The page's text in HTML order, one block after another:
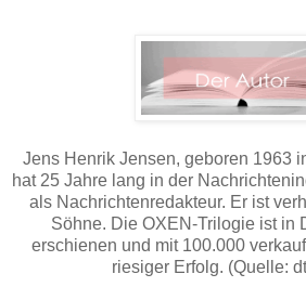
Jens Henrik Jensen, geboren 1963
hat 25 Jahre lang in der
als Nachrichtenredakteur. Er ist
Söhne. Die OXEN-Trilogie ist in
erschienen und mit 100.000
riesiger Erfolg. (Quelle: